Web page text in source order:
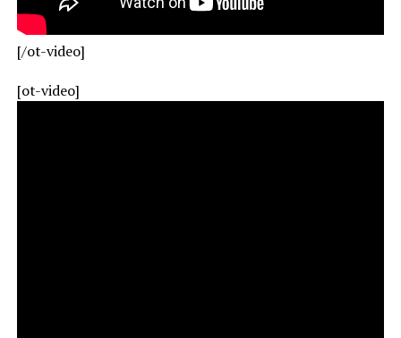
[/ot-video]
[ot-video]